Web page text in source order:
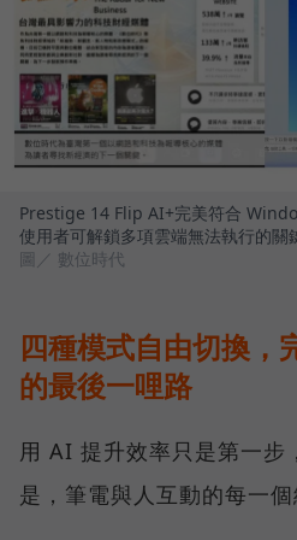
Prestige 14 Flip AI+完美符合
使用者可解鎖多項雲端無法執行的關
圖／ 數位時代
四種模式自由切換，
的最後一哩路
用 AI 提升效率只是第一步
是，筆電與人互動的每一個